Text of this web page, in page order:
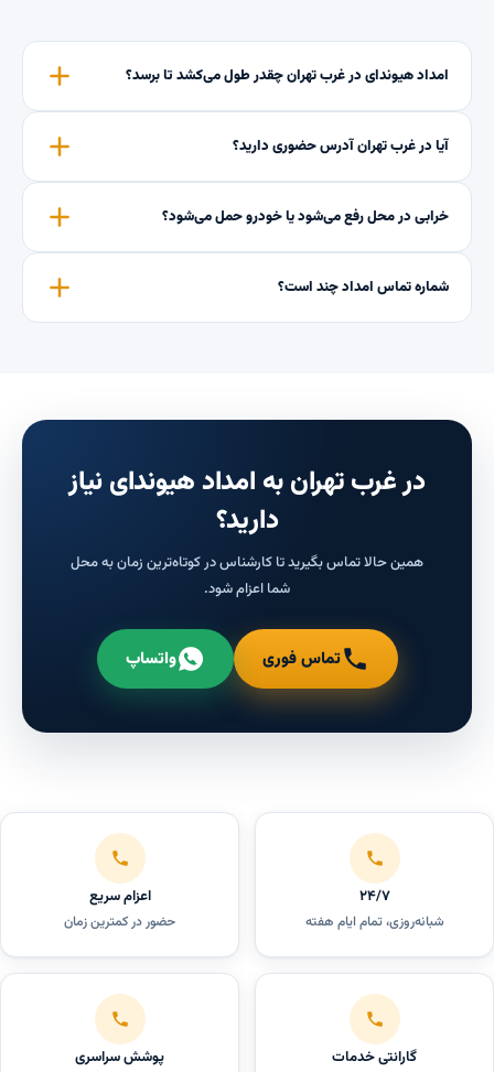
امداد هیوندای در غرب تهران چقدر طول می‌کشد تا برسد؟
آیا در غرب تهران آدرس حضوری دارید؟
خرابی در محل رفع می‌شود یا خودرو حمل می‌شود؟
شماره تماس امداد چند است؟
در غرب تهران به امداد هیوندای نیاز
دارید؟
همین حالا تماس بگیرید تا کارشناس در کوتاه‌ترین زمان به محل
شما اعزام شود.
تماس فوری واتساپ
۲۴/۷
شبانه‌روزی، تمام ایام هفته
اعزام سریع
حضور در کمترین زمان
گارانتی خدمات پوشش سراسری